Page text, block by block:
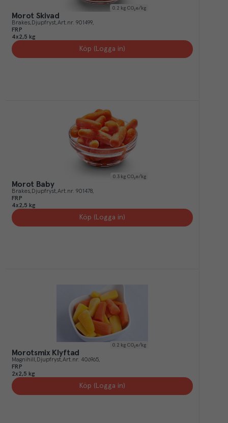
0.2 kg CO₂e/kg
Morot Skivad
Brakes Djupfryst Art.nr. 901499
FRP
4x2,5 kg
Köp (Logga in)
0.3 kg CO₂e/kg
Morot Baby
Brakes Djupfryst Art.nr. 901478
FRP
4x2,5 kg
Köp (Logga in)
0.2 kg CO₂e/kg
Morotsmix Klyftad
Magnihill Djupfryst Art.nr. 406965
FRP
2x2,5 kg
Köp (Logga in)